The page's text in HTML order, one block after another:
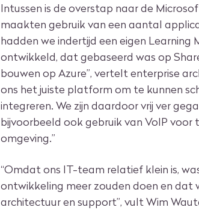
Intussen is de overstap naar de
maakten gebruik van een aantal
hadden we indertijd een eigen
ontwikkeld, dat gebaseerd was op
bouwen op Azure”, vertelt enterprise
ons het juiste platform om te kunnen
integreren. We zijn daardoor vrij ver
bijvoorbeeld ook gebruik van VoIP
omgeving.”
“Omdat ons IT-team relatief klein is,
ontwikkeling meer zouden doen en dat
architectuur en support”, vult Wim